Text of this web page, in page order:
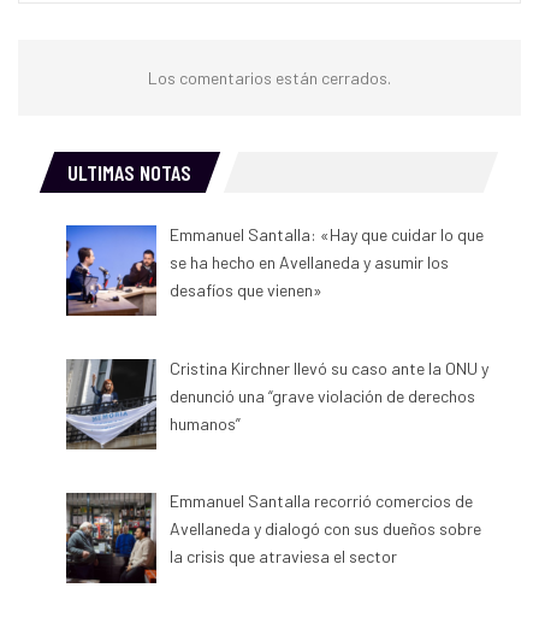
Los comentarios están cerrados.
ULTIMAS NOTAS
Emmanuel Santalla: «Hay que cuidar lo que
se ha hecho en Avellaneda y asumir los
desafíos que vienen»
Cristina Kirchner llevó su caso ante la ONU y
denunció una “grave violación de derechos
humanos”
Emmanuel Santalla recorrió comercios de
Avellaneda y dialogó con sus dueños sobre
la crisis que atraviesa el sector